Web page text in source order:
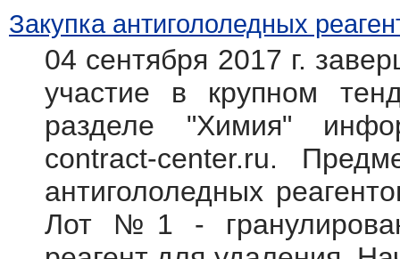
Закупка антигололедных
04 сентября 2017 г.
участие в крупном
разделе "Химия"
contract-center.ru.
антигололедных
Лот №1 -